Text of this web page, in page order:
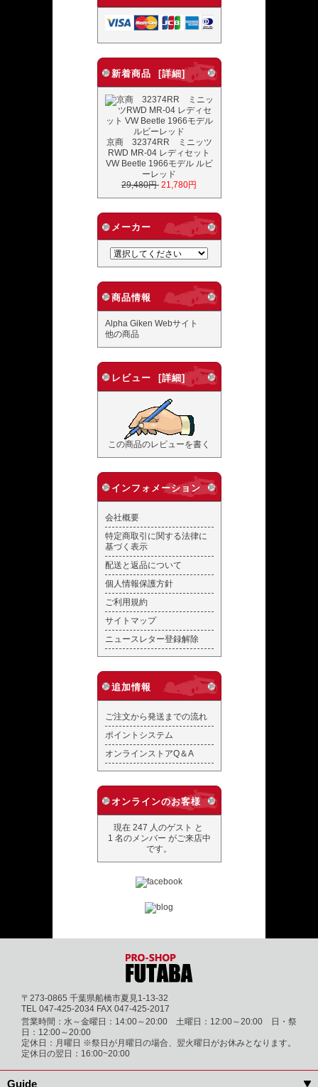
新着商品 [詳細]
京商 32374RR ミニッツ
RWD MR-04 レディセット
VW Beetle 1966モデル ルビ
ーレッド
29,480円 21,780円
メーカー
商品情報
Alpha Giken Webサイト
他の商品
レビュー [詳細]
この商品のレビューを書く
インフォメーション
会社概要
特定商取引に関する法律に
基づく表示
配送と返品について
個人情報保護方針
ご利用規約
サイトマップ
ニュースレター登録解除
追加情報
ご注文から発送までの流れ
ポイントシステム
オンラインストアQ＆A
オンラインのお客様
現在 247 人のゲスト と
1 名のメンバー がご来店中
です。
〒273-0865 千葉県船橋市夏見1-13-32
TEL 047-425-2034 FAX 047-425-2017
営業時間：水～金曜日：14:00～20:00 土曜日：12:00～20:00 日・祭
日：12:00～20:00
定休日：月曜日 ※祭日が月曜日の場合、翌火曜日がお休みとなります。
定休日の翌日：16:00~20:00
Guide